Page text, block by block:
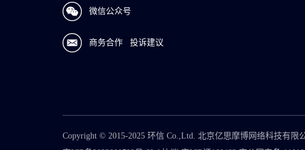
微信公众号
商务合作 投诉建议
Copyright © 2015-2025 环信 Co.,Ltd. 北京亿思摩博网络科技有限